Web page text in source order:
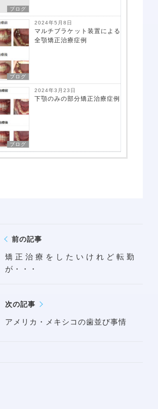
ブログ
ブログ
2024年5月8日
マルチブラケット装置による
全顎矯正治療症例
ブログ
2024年3月23日
下顎のみの部分矯正治療症例
前の記事
矯正治療をしたいけれど転勤
が・・・
次の記事
アメリカ・メキシコの歯並び事情